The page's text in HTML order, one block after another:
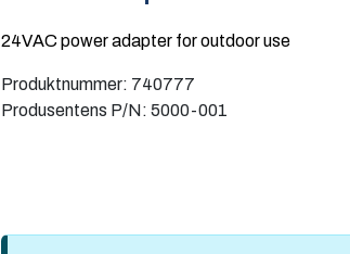
24VAC power adapter for outdoor use
Produktnummer: 740777
Produsentens P/N: 5000-001